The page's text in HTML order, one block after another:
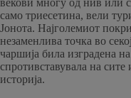
векови многу од нив или
само триесетина, вели
Јонота. Најголемиот
незаменлива точка во
чаршија била изградена
спротивставувала на сите
историја.